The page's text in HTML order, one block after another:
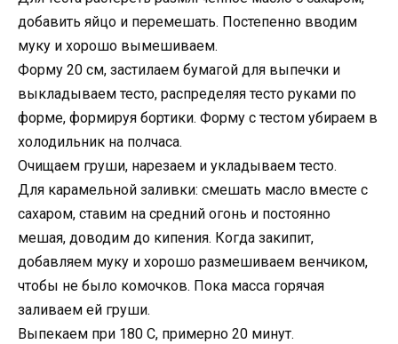
добавить яйцо и перемешать. Постепенно вводим
муку и хорошо вымешиваем.
Форму 20 см, застилаем бумагой для выпечки и
выкладываем тесто, распределяя тесто руками по
форме, формируя бортики. Форму с тестом убираем в
холодильник на полчаса.
Очищаем груши, нарезаем и укладываем тесто.
Для карамельной заливки: смешать масло вместе с
сахаром, ставим на средний огонь и постоянно
мешая, доводим до кипения. Когда закипит,
добавляем муку и хорошо размешиваем венчиком,
чтобы не было комочков. Пока масса горячая
заливаем ей груши.
Выпекаем при 180 С, примерно 20 минут.